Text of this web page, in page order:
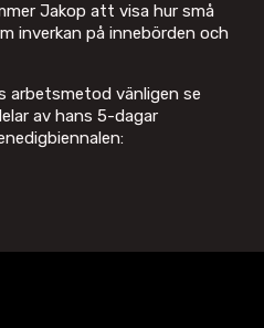
Jakop att visa hur små
inverkan på innebörden och
arbetsmetod vänligen se
av hans 5-dagar